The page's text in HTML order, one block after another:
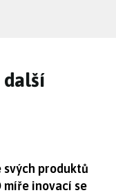
další
produktů
míře inovací se